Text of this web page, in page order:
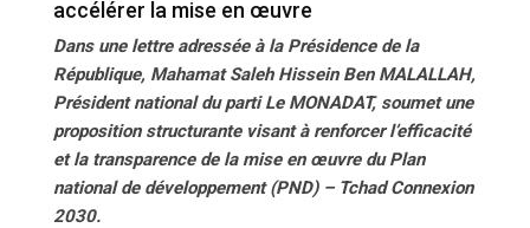
accélérer la mise en œuvre
Dans une lettre adressée à la Présidence de la
République, Mahamat Saleh Hissein Ben MALALLAH,
Président national du parti Le MONADAT, soumet une
proposition structurante visant à renforcer l’efficacité
et la transparence de la mise en œuvre du Plan
national de développement (PND) – Tchad Connexion
2030.